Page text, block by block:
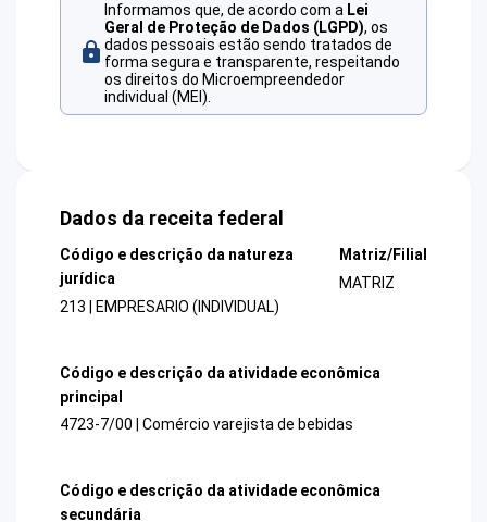
Informamos que, de acordo com a Lei
Geral de Proteção de Dados (LGPD), os
dados pessoais estão sendo tratados de
forma segura e transparente, respeitando
os direitos do Microempreendedor
individual (MEI).
Dados da receita federal
Código e descrição da natureza
jurídica
213 | EMPRESARIO (INDIVIDUAL)
Matriz/Filial
MATRIZ
Código e descrição da atividade econômica
principal
4723-7/00 | Comércio varejista de bebidas
Código e descrição da atividade econômica
secundária